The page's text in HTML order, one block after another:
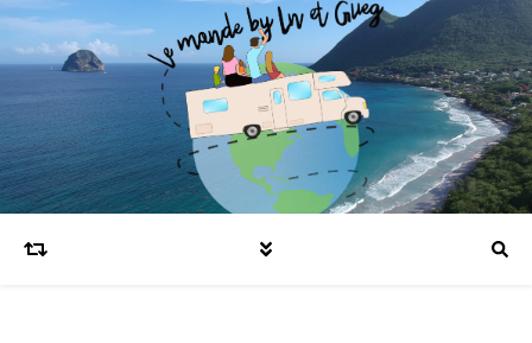
Blog voyages en famille et expatriation